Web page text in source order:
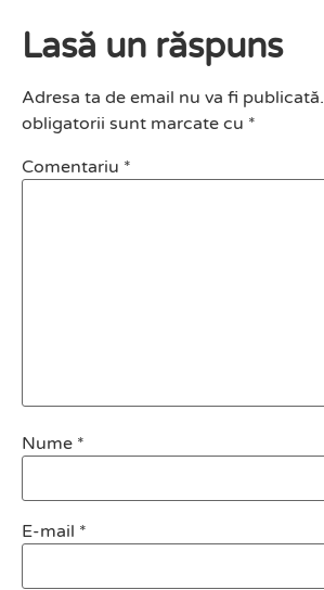
Lasă un răspuns
Adresa ta de email nu va fi publicată.
obligatorii sunt marcate cu *
Comentariu *
Nume *
E-mail *